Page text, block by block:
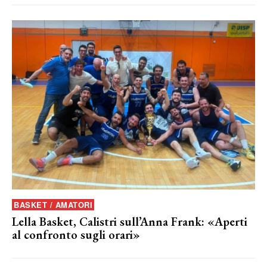
BASKET / AMATORI
Lella Basket, Calistri sull’Anna Frank: «Aperti
al confronto sugli orari»